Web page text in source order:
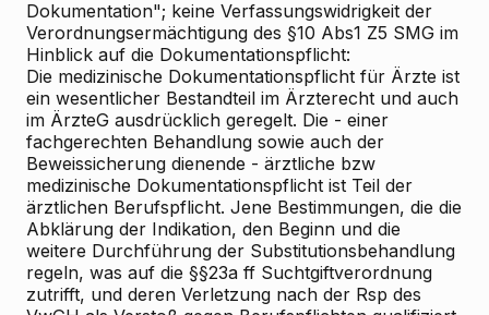
Dokumentation"; keine Verfassungswidrigkeit der
Verordnungsermächtigung des §10 Abs1 Z5 SMG im
Hinblick auf die Dokumentationspflicht:
Die medizinische Dokumentationspflicht für Ärzte ist
ein wesentlicher Bestandteil im Ärzterecht und auch
im ÄrzteG ausdrücklich geregelt. Die - einer
fachgerechten Behandlung sowie auch der
Beweissicherung dienende - ärztliche bzw
medizinische Dokumentationspflicht ist Teil der
ärztlichen Berufspflicht. Jene Bestimmungen, die die
Abklärung der Indikation, den Beginn und die
weitere Durchführung der Substitutionsbehandlung
regeln, was auf die §§23a ff Suchtgiftverordnung
zutrifft, und deren Verletzung nach der Rsp des